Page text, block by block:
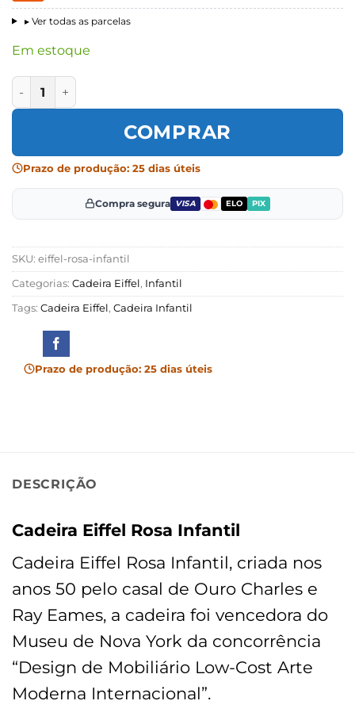
▸ Ver todas as parcelas
Em estoque
Cadeira Eiffel Rosa Infantil quantidade
COMPRAR
Prazo de produção: 25 dias úteis
Compra segura VISA ELO PIX
SKU: eiffel-rosa-infantil
Categorias: Cadeira Eiffel, Infantil
Tags: Cadeira Eiffel, Cadeira Infantil
Prazo de produção: 25 dias úteis
DESCRIÇÃO
Cadeira Eiffel Rosa Infantil
Cadeira Eiffel Rosa Infantil, criada nos
anos 50 pelo casal de Ouro Charles e
Ray Eames, a cadeira foi vencedora do
Museu de Nova York da concorrência
“Design de Mobiliário Low-Cost Arte
Moderna Internacional”.